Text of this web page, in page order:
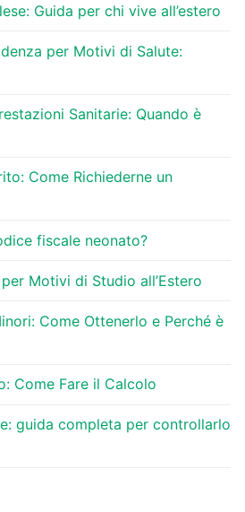
Guida per chi vive all’estero
per Motivi di Salute:
Sanitarie: Quando è
Come Richiederne un
fiscale neonato?
Motivi di Studio all’Estero
Come Ottenerlo e Perché è
Come Fare il Calcolo
guida completa per controllarlo